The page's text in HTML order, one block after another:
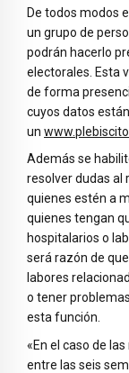
De todos modos
un grupo de
podrán hacerlo
electorales. Esta
de forma
cuyos datos
un
Además se
resolver dudas al
quienes estén a
quienes tengan
hospitalarios o
será razón de
labores
o tener
esta función.
«En el caso de
entre las seis